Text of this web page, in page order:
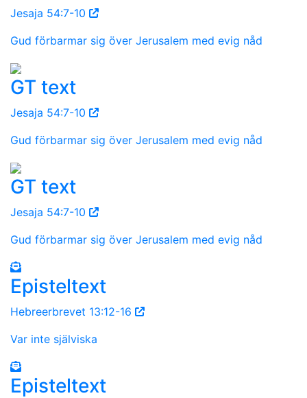
Jesaja 54:7-10
Gud förbarmar sig över Jerusalem med evig nåd
GT text
Jesaja 54:7-10
Gud förbarmar sig över Jerusalem med evig nåd
GT text
Jesaja 54:7-10
Gud förbarmar sig över Jerusalem med evig nåd
Episteltext
Hebreerbrevet 13:12-16
Var inte själviska
Episteltext